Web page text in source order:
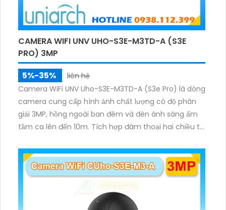
CAMERA WIFI UNV UHO-S3E-M3TD-A (S3E
PRO) 3MP
5%-35%
liên hệ
Camera WiFi UNV Uho-S3E-M3TD-A (S3e Pro) là dòng
camera cung cấp hình ảnh chất lượng có độ phân
giải 3MP, hồng ngoài ban đêm và đèn ánh sáng ấm
tầm ca lên đến 10m. Tích hợp đàm thoại hai chiều to